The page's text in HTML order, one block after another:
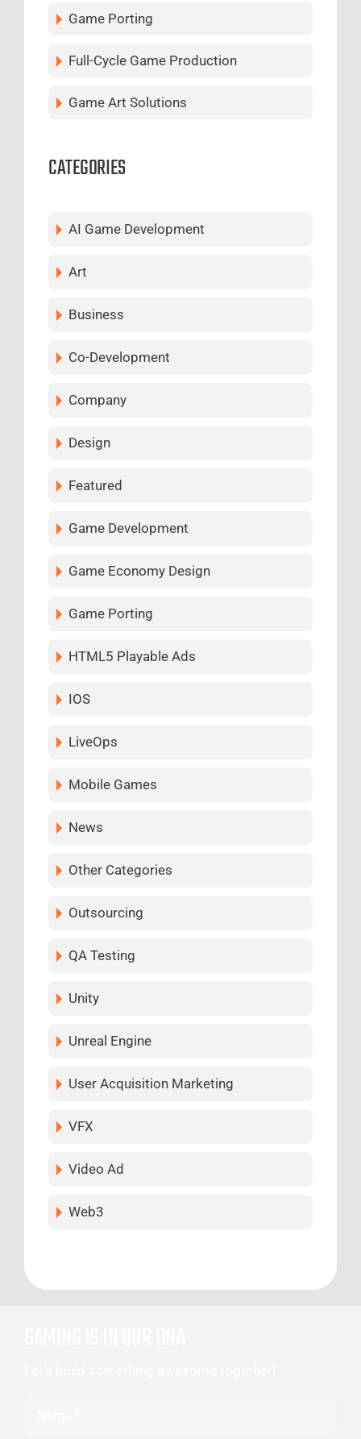
Game Porting
Full-Cycle Game Production
Game Art Solutions
CATEGORIES
AI Game Development
Art
Business
Co-Development
Company
Design
Featured
Game Development
Game Economy Design
Game Porting
HTML5 Playable Ads
IOS
LiveOps
Mobile Games
News
Other Categories
Outsourcing
QA Testing
Unity
Unreal Engine
User Acquisition Marketing
VFX
Video Ad
Web3